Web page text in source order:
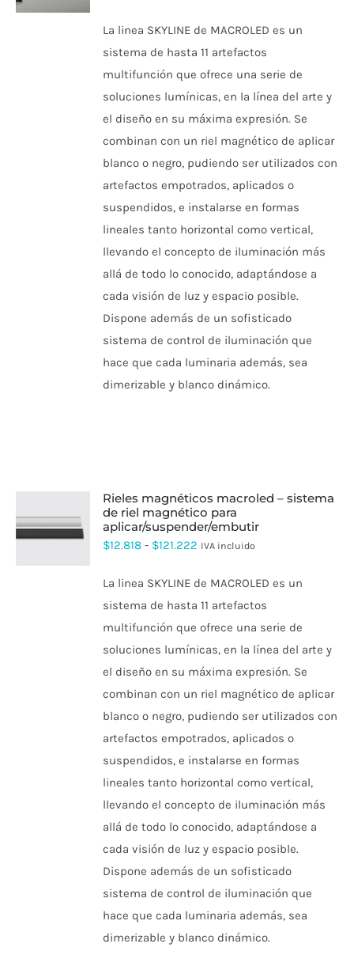
VARIANTES.
precios:
desde
$26.549
hasta
$142.419
La linea SKYLINE de MACROLED es un
sistema de hasta 11 artefactos
multifunción que ofrece una serie de
soluciones lumínicas, en la línea del arte y
el diseño en su máxima expresión. Se
combinan con un riel magnético de aplicar
blanco o negro, pudiendo ser utilizados con
artefactos empotrados, aplicados o
suspendidos, e instalarse en formas
lineales tanto horizontal como vertical,
llevando el concepto de iluminación más
allá de todo lo conocido, adaptándose a
cada visión de luz y espacio posible.
Dispone además de un sofisticado
sistema de control de iluminación que
hace que cada luminaria además, sea
dimerizable y blanco dinámico.
ESTE
PRODUCTO
VARIANTES.
rieles magnéticos macroled – sistema
de riel magnético para
aplicar/suspender/embutir
$12.818 - $121.222 Rango
precios:
desde
$12.818
hasta
$121.222
IVA incluido
La linea SKYLINE de MACROLED es un
sistema de hasta 11 artefactos
multifunción que ofrece una serie de
soluciones lumínicas, en la línea del arte y
el diseño en su máxima expresión. Se
combinan con un riel magnético de aplicar
blanco o negro, pudiendo ser utilizados con
artefactos empotrados, aplicados o
suspendidos, e instalarse en formas
lineales tanto horizontal como vertical,
llevando el concepto de iluminación más
allá de todo lo conocido, adaptándose a
cada visión de luz y espacio posible.
Dispone además de un sofisticado
sistema de control de iluminación que
hace que cada luminaria además, sea
dimerizable y blanco dinámico.